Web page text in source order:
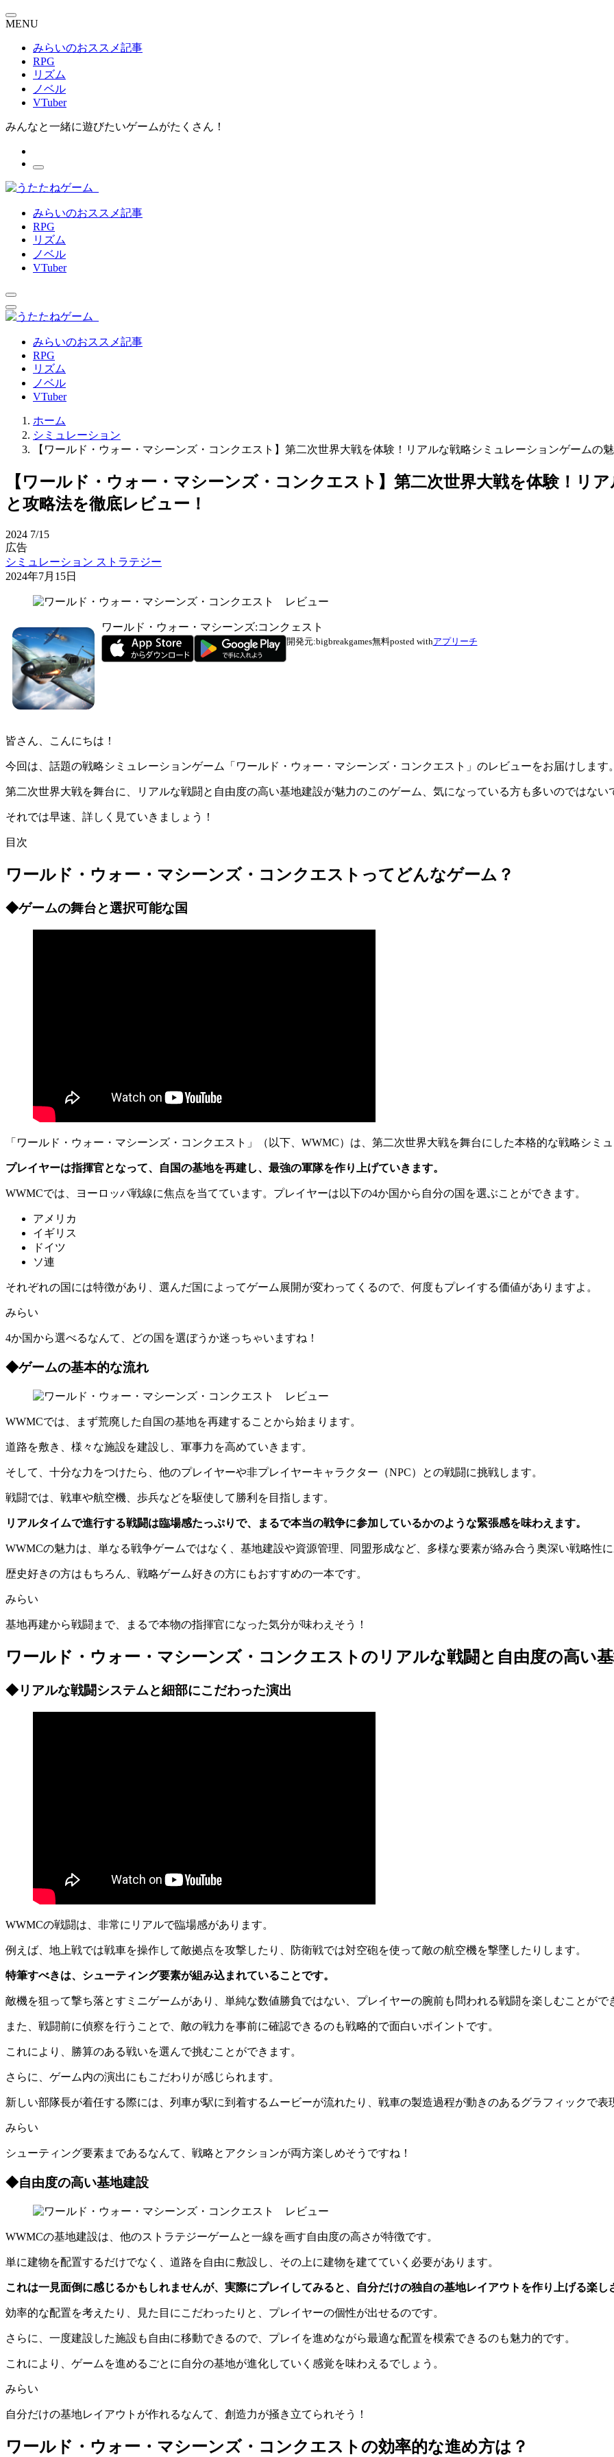
MENU
みらいのおススメ記事
RPG
リズム
ノベル
VTuber
みんなと一緒に遊びたいゲームがたくさん！
みらいのおススメ記事
RPG
リズム
ノベル
VTuber
みらいのおススメ記事
RPG
リズム
ノベル
VTuber
ホーム
シミュレーション
【ワールド・ウォー・マシーンズ・コンクエスト】第二次世界大戦を体験！リアルな戦略シミュレーションゲームの
【ワールド・ウォー・マシーンズ・コンクエスト】第二次世界大戦を体験！リ
と攻略法を徹底レビュー！
2024 7/15
広告
シミュレーション ストラテジー
2024年7月15日
ワールド・ウォー・マシーンズ:コンクェスト
開発元:bigbreakgames無料posted withアプリーチ
皆さん、こんにちは！
今回は、話題の戦略シミュレーションゲーム「ワールド・ウォー・マシーンズ・コンクエスト」のレビューをお届けします。
第二次世界大戦を舞台に、リアルな戦闘と自由度の高い基地建設が魅力のこのゲーム、気になっている方も多いのではない
それでは早速、詳しく見ていきましょう！
目次
ワールド・ウォー・マシーンズ・コンクエストってどんなゲーム？
◆ゲームの舞台と選択可能な国
「ワールド・ウォー・マシーンズ・コンクエスト」（以下、WWMC）は、第二次世界大戦を舞台にした本格的な戦略シミ
プレイヤーは指揮官となって、自国の基地を再建し、最強の軍隊を作り上げていきます。
WWMCでは、ヨーロッパ戦線に焦点を当てています。プレイヤーは以下の4か国から自分の国を選ぶことができます。
アメリカ
イギリス
ドイツ
ソ連
それぞれの国には特徴があり、選んだ国によってゲーム展開が変わってくるので、何度もプレイする価値がありますよ。
みらい
4か国から選べるなんて、どの国を選ぼうか迷っちゃいますね！
◆ゲームの基本的な流れ
WWMCでは、まず荒廃した自国の基地を再建することから始まります。
道路を敷き、様々な施設を建設し、軍事力を高めていきます。
そして、十分な力をつけたら、他のプレイヤーや非プレイヤーキャラクター（NPC）との戦闘に挑戦します。
戦闘では、戦車や航空機、歩兵などを駆使して勝利を目指します。
リアルタイムで進行する戦闘は臨場感たっぷりで、まるで本当の戦争に参加しているかのような緊張感を味わえます。
WWMCの魅力は、単なる戦争ゲームではなく、基地建設や資源管理、同盟形成など、多様な要素が絡み合う奥深い戦略性に
歴史好きの方はもちろん、戦略ゲーム好きの方にもおすすめの一本です。
みらい
基地再建から戦闘まで、まるで本物の指揮官になった気分が味わえそう！
ワールド・ウォー・マシーンズ・コンクエストのリアルな戦闘と自由度の高い
◆リアルな戦闘システムと細部にこだわった演出
WWMCの戦闘は、非常にリアルで臨場感があります。
例えば、地上戦では戦車を操作して敵拠点を攻撃したり、防衛戦では対空砲を使って敵の航空機を撃墜したりします。
特筆すべきは、シューティング要素が組み込まれていることです。
敵機を狙って撃ち落とすミニゲームがあり、単純な数値勝負ではない、プレイヤーの腕前も問われる戦闘を楽しむことがで
また、戦闘前に偵察を行うことで、敵の戦力を事前に確認できるのも戦略的で面白いポイントです。
これにより、勝算のある戦いを選んで挑むことができます。
さらに、ゲーム内の演出にもこだわりが感じられます。
新しい部隊長が着任する際には、列車が駅に到着するムービーが流れたり、戦車の製造過程が動きのあるグラフィックで表
みらい
シューティング要素まであるなんて、戦略とアクションが両方楽しめそうですね！
◆自由度の高い基地建設
WWMCの基地建設は、他のストラテジーゲームと一線を画す自由度の高さが特徴です。
単に建物を配置するだけでなく、道路を自由に敷設し、その上に建物を建てていく必要があります。
これは一見面倒に感じるかもしれませんが、実際にプレイしてみると、自分だけの独自の基地レイアウトを作り上げる楽し
効率的な配置を考えたり、見た目にこだわったりと、プレイヤーの個性が出せるのです。
さらに、一度建設した施設も自由に移動できるので、プレイを進めながら最適な配置を模索できるのも魅力的です。
これにより、ゲームを進めるごとに自分の基地が進化していく感覚を味わえるでしょう。
みらい
自分だけの基地レイアウトが作れるなんて、創造力が掻き立てられそう！
ワールド・ウォー・マシーンズ・コンクエストの効率的な進め方は？